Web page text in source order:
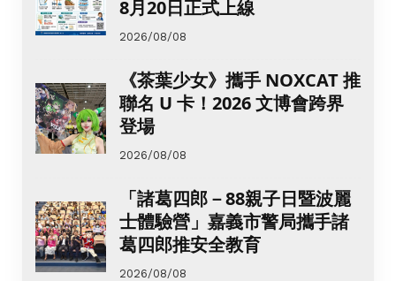
8月20日正式上線
2026/08/08
《茶葉少女》攜手 NOXCAT 推
聯名 U 卡！2026 文博會跨界
登場
2026/08/08
「諸葛四郎－88親子日暨波麗
士體驗營」嘉義市警局攜手諸
葛四郎推安全教育
2026/08/08